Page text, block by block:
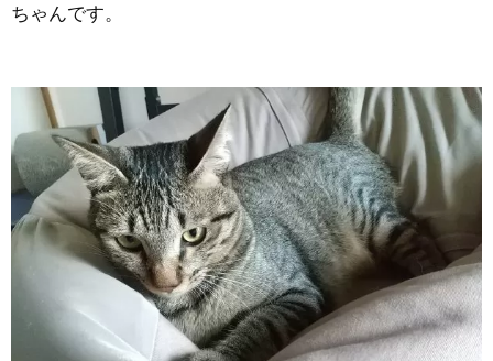
ちゃんです。